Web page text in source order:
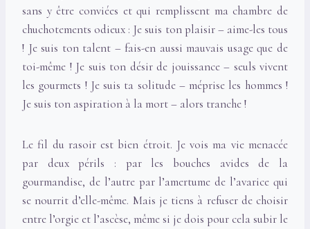
sans y être conviées et qui remplissent ma chambre de
chuchotements odieux : Je suis ton plaisir – aime-les tous
! Je suis ton talent – fais-en aussi mauvais usage que de
toi-même ! Je suis ton désir de jouissance – seuls vivent
les gourmets ! Je suis ta solitude – méprise les hommes !
Je suis ton aspiration à la mort – alors tranche !
Le fil du rasoir est bien étroit. Je vois ma vie menacée
par deux périls : par les bouches avides de la
gourmandise, de l’autre par l’amertume de l’avarice qui
se nourrit d’elle-même. Mais je tiens à refuser de choisir
entre l’orgie et l’ascèse, même si je dois pour cela subir le